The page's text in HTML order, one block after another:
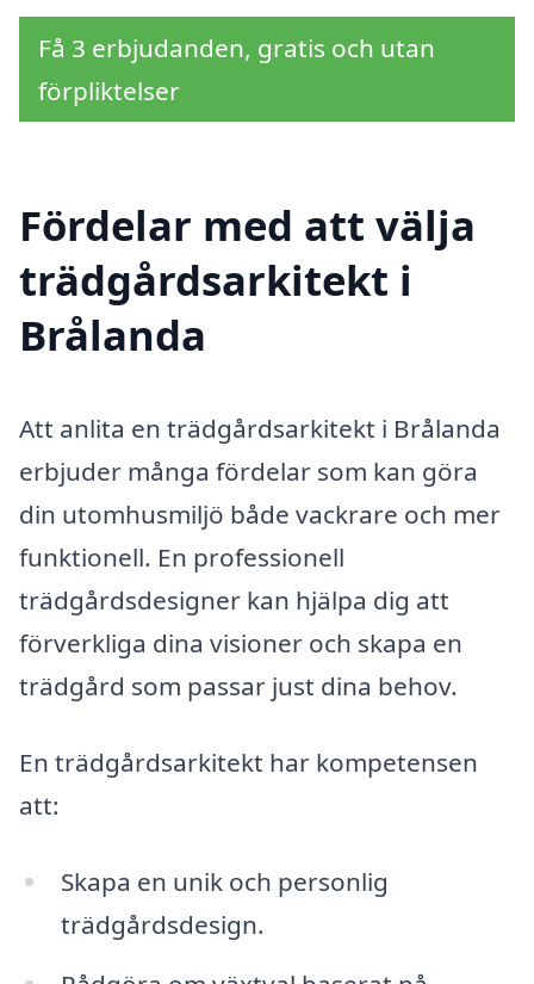
Få 3 erbjudanden, gratis och utan
förpliktelser
Fördelar med att välja
trädgårdsarkitekt i
Brålanda
Att anlita en trädgårdsarkitekt i Brålanda
erbjuder många fördelar som kan göra
din utomhusmiljö både vackrare och mer
funktionell. En professionell
trädgårdsdesigner kan hjälpa dig att
förverkliga dina visioner och skapa en
trädgård som passar just dina behov.
En trädgårdsarkitekt har kompetensen
att:
Skapa en unik och personlig
trädgårdsdesign.